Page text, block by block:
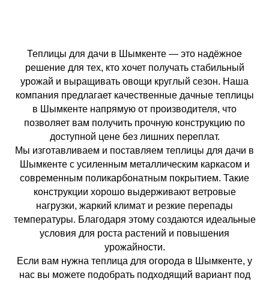
Теплицы для дачи в Шымкенте — это надёжное
решение для тех, кто хочет получать стабильный
урожай и выращивать овощи круглый сезон. Наша
компания предлагает качественные дачные теплицы
в Шымкенте напрямую от производителя, что
позволяет вам получить прочную конструкцию по
доступной цене без лишних переплат.
Мы изготавливаем и поставляем теплицы для дачи в
Шымкенте с усиленным металлическим каркасом и
современным поликарбонатным покрытием. Такие
конструкции хорошо выдерживают ветровые
нагрузки, жаркий климат и резкие перепады
температуры. Благодаря этому создаются идеальные
условия для роста растений и повышения
урожайности.
Если вам нужна теплица для огорода в Шымкенте, у
нас вы можете подобрать подходящий вариант под